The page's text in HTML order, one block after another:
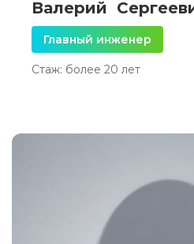
Валерий
Главный инженер
Стаж: более 20 лет